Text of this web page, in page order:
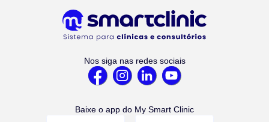
Nos siga nas redes sociais
Baixe o app do My Smart Clinic